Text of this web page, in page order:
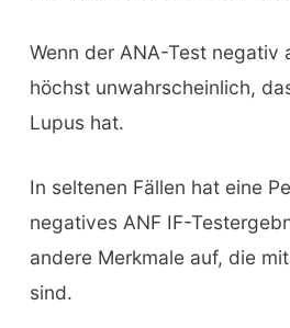
Wenn der ANA-Test negativ
höchst unwahrscheinlich,
Lupus hat.
In seltenen Fällen hat eine
negatives ANF IF-
andere Merkmale auf, die
sind.